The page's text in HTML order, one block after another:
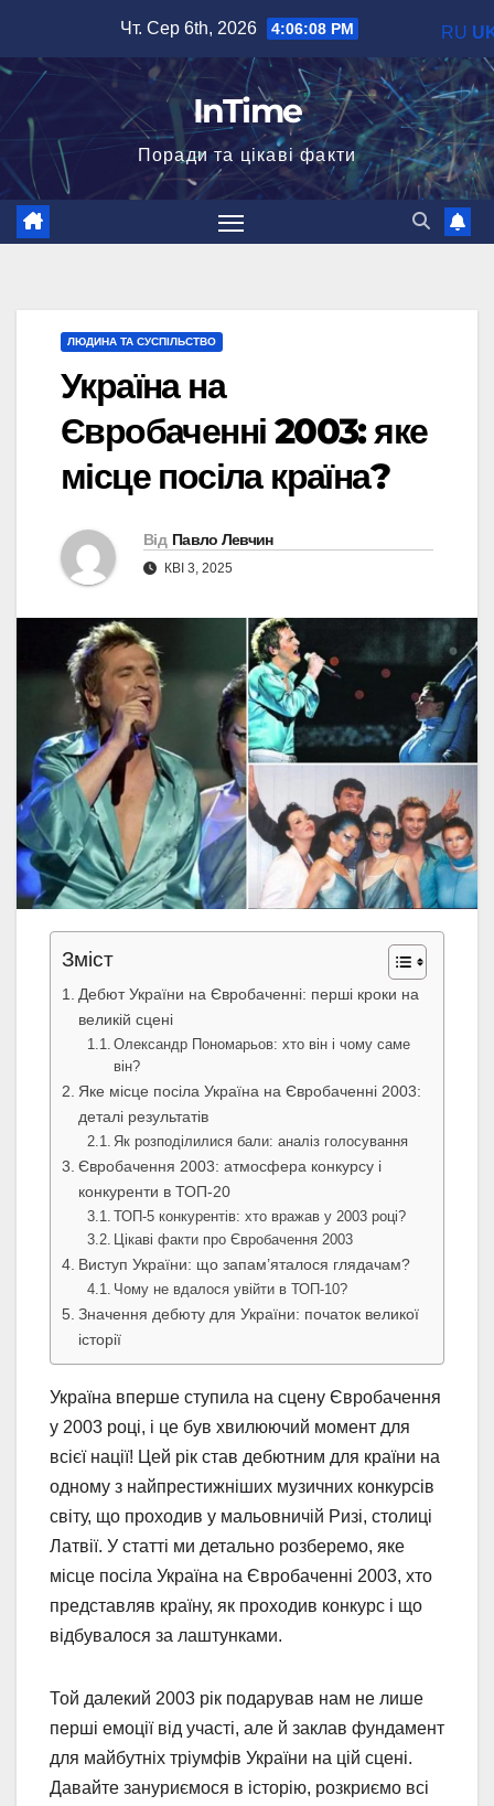
вмісту
Чт. Сер 6th, 2026 4:06:10 PM
InTime
Поради та цікаві факти
ЛЮДИНА ТА СУСПІЛЬСТВО
Україна на
Євробаченні 2003: яке
місце посіла країна?
Від Павло Левчин
КВІ 3, 2025
Зміст
Дебют України на Євробаченні: перші кроки на
великій сцені
Олександр Пономарьов: хто він і чому саме
він?
Яке місце посіла Україна на Євробаченні 2003:
деталі результатів
Як розподілилися бали: аналіз голосування
Євробачення 2003: атмосфера конкурсу і
конкуренти в ТОП-20
ТОП-5 конкурентів: хто вражав у 2003 році?
Цікаві факти про Євробачення 2003
Виступ України: що запам’яталося глядачам?
Чому не вдалося увійти в ТОП-10?
Значення дебюту для України: початок великої
історії
Україна вперше ступила на сцену Євробачення
у 2003 році, і це був хвилюючий момент для
всієї нації! Цей рік став дебютним для країни на
одному з найпрестижніших музичних конкурсів
світу, що проходив у мальовничій Ризі, столиці
Латвії. У статті ми детально розберемо, яке
місце посіла Україна на Євробаченні 2003, хто
представляв країну, як проходив конкурс і що
відбувалося за лаштунками.
Той далекий 2003 рік подарував нам не лише
перші емоції від участі, але й заклав фундамент
для майбутніх тріумфів України на цій сцені.
Давайте зануриємося в історію, розкриємо всі
RU